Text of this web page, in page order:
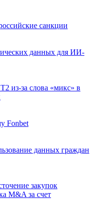
санкции
данных для ИИ-
из-за слова «микс» в
Fonbet
данных граждан
закупок
M&A за счет